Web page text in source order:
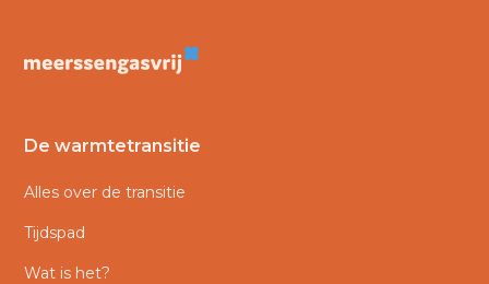
De warmtetransitie
Alles over de transitie
Tijdspad
Wat is het?